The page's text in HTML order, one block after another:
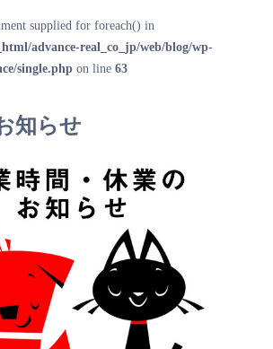
supplied for foreach() in
advance-real_co_jp/web/blog/wp-
single.php on line 63
知らせ